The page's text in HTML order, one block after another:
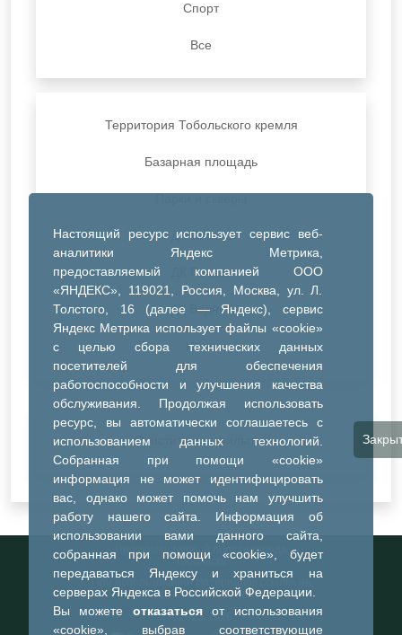
Настоящий ресурс использует сервис веб-
аналитики Яндекс Метрика,
предоставляемый компанией ООО
«ЯНДЕКС», 119021, Россия, Москва, ул. Л.
Толстого, 16 (далее — Яндекс), сервис
Яндекс Метрика использует файлы «cookie»
с целью сбора технических данных
посетителей для обеспечения
работоспособности и улучшения качества
обслуживания. Продолжая использовать
ресурс, вы автоматически соглашаетесь с
использованием данных технологий.
Собранная при помощи «cookie»
информация не может идентифицировать
вас, однако может помочь нам улучшить
работу нашего сайта. Информация об
использовании вами данного сайта,
собранная при помощи «cookie», будет
передаваться Яндексу и храниться на
серверах Яндекса в Российской Федерации.
Вы можете отказатьсяот использования
«cookie», выбрав соответствующие
Спорт
Все
Территория Тобольского кремля
Базарная площадь
ДК Синтез
ДК Речник
ДК Водник
Иное
Очистить все фильтры
Информационный портал города
Тобольска
При использовании материалов ссылка на
портал обязательна
©2023-2026